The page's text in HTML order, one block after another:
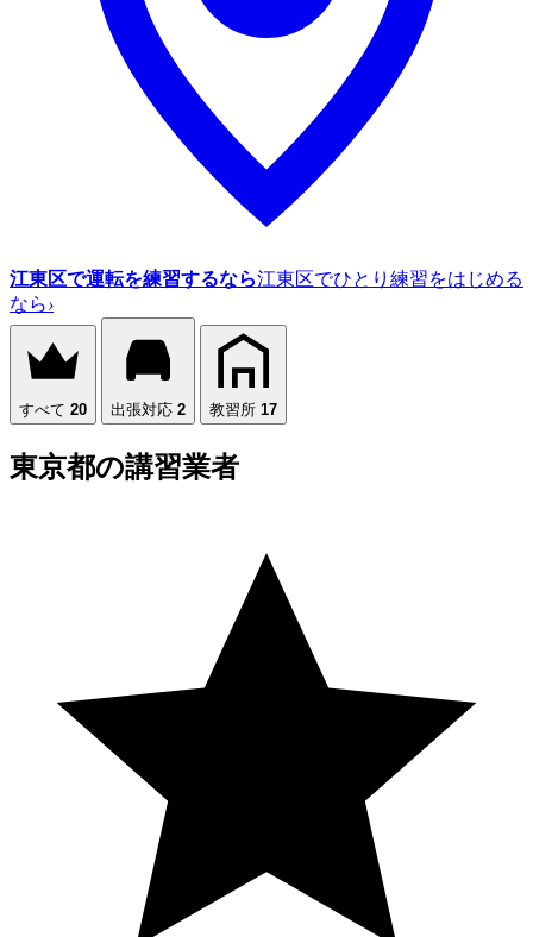
江東区で運転を練習するなら江東区でひとり練習をはじめる
なら›
すべて 20 出張対応 2 教習所 17
東京都の講習業者